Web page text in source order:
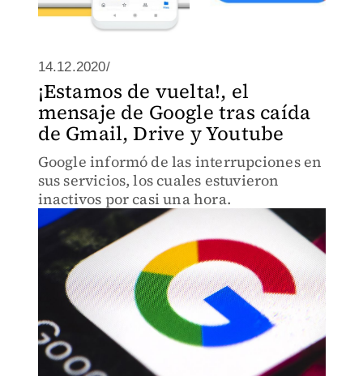
14.12.2020/
¡Estamos de vuelta!, el
mensaje de Google tras caída
de Gmail, Drive y Youtube
Google informó de las interrupciones en
sus servicios, los cuales estuvieron
inactivos por casi una hora.